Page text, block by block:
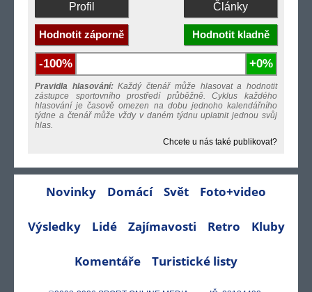
Profil Články
Hodnotit záporně Hodnotit kladně
-100% +0%
Pravidla hlasování:Každý čtenář může hlasovat a hodnotit
zástupce sportovního prostředí průběžně. Cyklus každého
hlasování je časově omezen na dobu jednoho kalendářního
týdne a čtenář může vždy v daném týdnu uplatnit jednou svůj
hlas.
Chcete u nás také publikovat?
Novinky Domácí Svět Foto+video
Výsledky Lidé Zajímavosti Retro Kluby
Komentáře Turistické listy